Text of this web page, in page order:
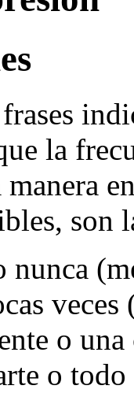
la
son
nunca
veces
o
o